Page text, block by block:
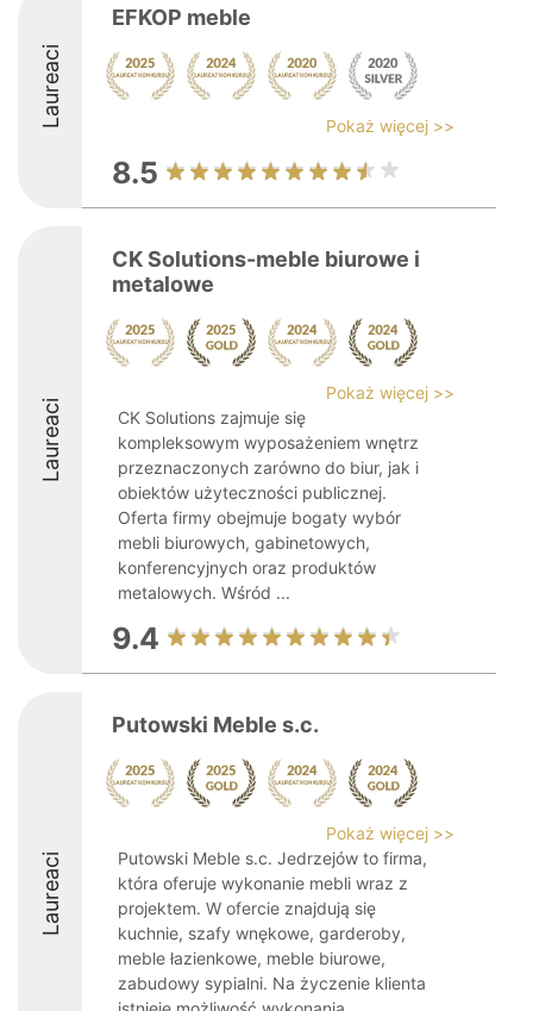
Laureaci
EFKOP meble
Pokaż więcej >>
8.5
Laureaci
CK Solutions-meble biurowe i
metalowe
Pokaż więcej >>
CK Solutions zajmuje się
kompleksowym wyposażeniem wnętrz
przeznaczonych zarówno do biur, jak i
obiektów użyteczności publicznej.
Oferta firmy obejmuje bogaty wybór
mebli biurowych, gabinetowych,
konferencyjnych oraz produktów
metalowych. Wśród ...
9.4
Laureaci
Putowski Meble s.c.
Pokaż więcej >>
Putowski Meble s.c. Jedrzejów to firma,
która oferuje wykonanie mebli wraz z
projektem. W ofercie znajdują się
kuchnie, szafy wnękowe, garderoby,
meble łazienkowe, meble biurowe,
zabudowy sypialni. Na życzenie klienta